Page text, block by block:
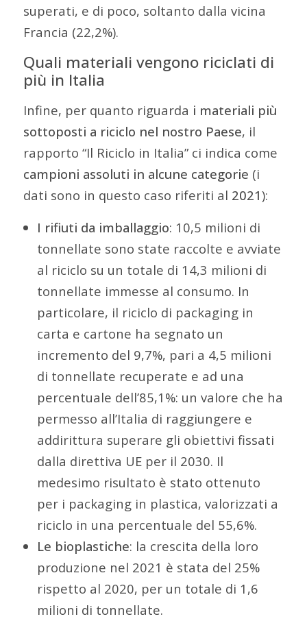
superati, e di poco, soltanto dalla vicina
Francia (22,2%).
Quali materiali vengono riciclati di
più in Italia
Infine, per quanto riguarda i materiali più
sottoposti a riciclo nel nostro Paese, il
rapporto “Il Riciclo in Italia” ci indica come
campioni assoluti in alcune categorie (i
dati sono in questo caso riferiti al 2021):
I rifiuti da imballaggio: 10,5 milioni di
tonnellate sono state raccolte e avviate
al riciclo su un totale di 14,3 milioni di
tonnellate immesse al consumo. In
particolare, il riciclo di packaging in
carta e cartone ha segnato un
incremento del 9,7%, pari a 4,5 milioni
di tonnellate recuperate e ad una
percentuale dell’85,1%: un valore che ha
permesso all’Italia di raggiungere e
addirittura superare gli obiettivi fissati
dalla direttiva UE per il 2030. Il
medesimo risultato è stato ottenuto
per i packaging in plastica, valorizzati a
riciclo in una percentuale del 55,6%.
Le bioplastiche: la crescita della loro
produzione nel 2021 è stata del 25%
rispetto al 2020, per un totale di 1,6
milioni di tonnellate.